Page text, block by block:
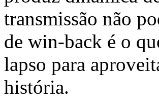
transmissão não
de win-back é o
lapso para
história.